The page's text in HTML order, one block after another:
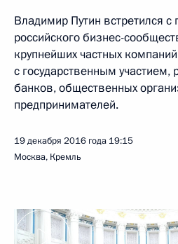
Владимир Путин встретился с
российского бизнес-
крупнейших частных
с государственным участием,
банков, общественных
предпринимателей.
19 декабря 2016 года 19:15
Москва, Кремль